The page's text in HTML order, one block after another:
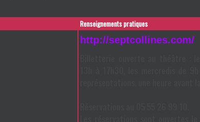
Renseignements pratiques
http://septcollines.com/